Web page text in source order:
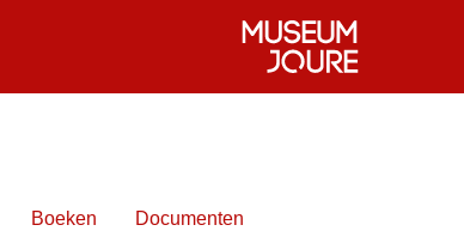
Boeken Documenten